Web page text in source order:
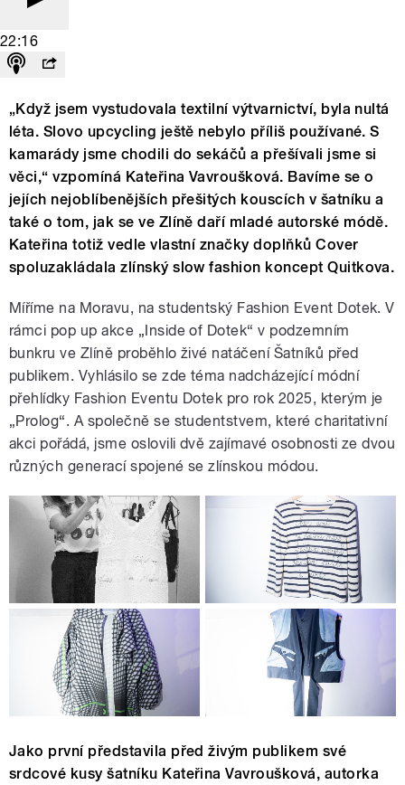
22:16
„Když jsem vystudovala textilní výtvarnictví, byla nultá
léta. Slovo upcycling ještě nebylo příliš používané. S
kamarády jsme chodili do sekáčů a přešívali jsme si
věci,“ vzpomíná Kateřina Vavroušková. Bavíme se o
jejích nejoblíbenějších přešitých kouscích v šatníku a
také o tom, jak se ve Zlíně daří mladé autorské módě.
Kateřina totiž vedle vlastní značky doplňků Cover
spoluzakládala zlínský slow fashion koncept Quitkova.
Míříme na Moravu, na studentský Fashion Event Dotek. V
rámci pop up akce „Inside of Dotek“ v podzemním
bunkru ve Zlíně proběhlo živé natáčení Šatníků před
publikem. Vyhlásilo se zde téma nadcházející módní
přehlídky Fashion Eventu Dotek pro rok 2025, kterým je
„Prolog“. A společně se studentstvem, které charitativní
akci pořádá, jsme oslovili dvě zajímavé osobnosti ze dvou
různých generací spojené se zlínskou módou.
Jako první představila před živým publikem své
srdcové kusy šatníku Kateřina Vavroušková, autorka